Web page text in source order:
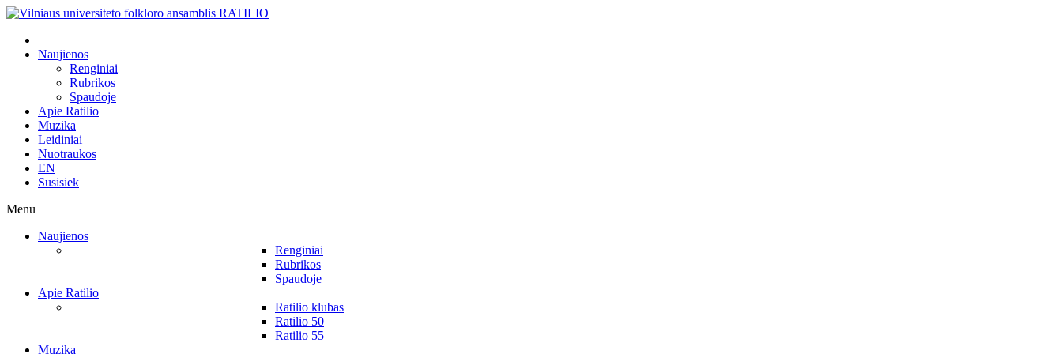
Naujienos
Renginiai
Rubrikos
Spaudoje
Apie Ratilio
Muzika
Leidiniai
Nuotraukos
EN
Susisiek
Menu
Naujienos
Renginiai
Rubrikos
Spaudoje
Apie Ratilio
Ratilio klubas
Ratilio 50
Ratilio 55
Muzika